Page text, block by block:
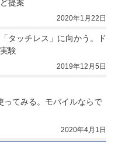
提案
2020年1月22日
タッチレス」に向かう。ド
験
2019年12月5日
ってみる。モバイルならで
2020年4月1日